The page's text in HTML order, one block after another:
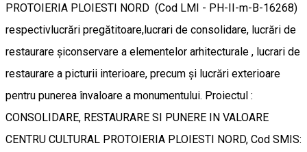
PROTOIERIA PLOIESTI NORD (Cod LMI - PH-II-m-B-16268)
respectivlucrări pregătitoare,lucrari de consolidare, lucrări de
restaurare șiconservare a elementelor arhitecturale , lucrari de
restaurare a picturii interioare, precum și lucrări exterioare
pentru punerea învaloare a monumentului. Proiectul :
CONSOLIDARE, RESTAURARE SI PUNERE IN VALOARE
CENTRU CULTURAL PROTOIERIA PLOIESTI NORD, Cod SMIS: